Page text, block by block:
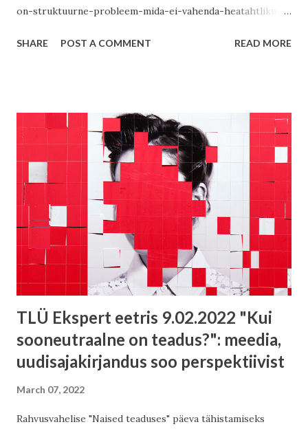
on-struktuurne-probleem-mida-ei-vahenda-heatahtlikud-
SHARE POST A COMMENT READ MORE
TLÜ Ekspert eetris 9.02.2022 "Kui
sooneutraalne on teadus?": meedia,
uudisajakirjandus soo perspektiivist
March 07, 2022
Rahvusvahelise "Naised teaduses" päeva tähistamiseks